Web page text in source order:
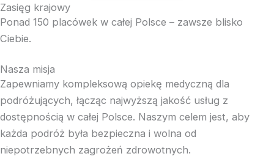
Zasięg krajowy
Ponad 150 placówek w całej Polsce – zawsze blisko
Ciebie.
Nasza misja
Zapewniamy kompleksową opiekę medyczną dla
podróżujących, łącząc najwyższą jakość usług z
dostępnością w całej Polsce. Naszym celem jest, aby
każda podróż była bezpieczna i wolna od
niepotrzebnych zagrożeń zdrowotnych.